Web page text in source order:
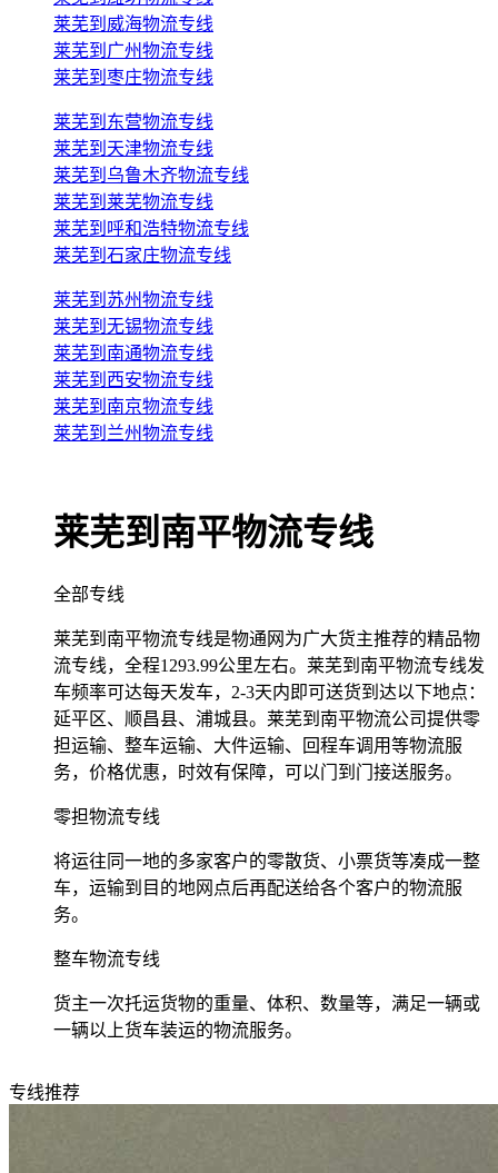
莱芜到威海物流专线
莱芜到广州物流专线
莱芜到枣庄物流专线
莱芜到东营物流专线
莱芜到天津物流专线
莱芜到乌鲁木齐物流专线
莱芜到莱芜物流专线
莱芜到呼和浩特物流专线
莱芜到石家庄物流专线
莱芜到苏州物流专线
莱芜到无锡物流专线
莱芜到南通物流专线
莱芜到西安物流专线
莱芜到南京物流专线
莱芜到兰州物流专线
莱芜到南平物流专线
全部专线
莱芜到南平物流专线是物通网为广大货主推荐的精品物
流专线，全程1293.99公里左右。莱芜到南平物流专线发
车频率可达每天发车，2-3天内即可送货到达以下地点：
延平区、顺昌县、浦城县。莱芜到南平物流公司提供零
担运输、整车运输、大件运输、回程车调用等物流服
务，价格优惠，时效有保障，可以门到门接送服务。
零担物流专线
将运往同一地的多家客户的零散货、小票货等凑成一整
车，运输到目的地网点后再配送给各个客户的物流服
务。
整车物流专线
货主一次托运货物的重量、体积、数量等，满足一辆或
一辆以上货车装运的物流服务。
专线推荐